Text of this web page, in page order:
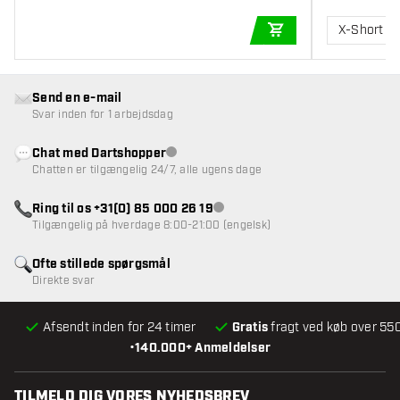
TILFØJ TIL KURV
X-Short
•140.000+ Anmeldelser
Afsendt inden for 24 timer Gratisfragt ved køb over
Ofte stillede spørgsmål
Direkte svar
Send en e-mail
Svar inden for 1 arbejdsdag
Chat med DartshopperKundeservice ikke tilgængelig
Chatten er tilgængelig 24/7, alle ugens dage
Ring til os +31(0) 85 000 26 19Kundeservice ikke tilgængelig
Tilgængelig på hverdage 8:00-21:00 (engelsk)